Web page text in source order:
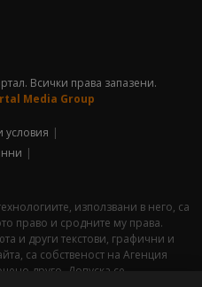
Всички права запазени.
Media Group
използвани в него, са
право и сродните му права.
и други текстови, графични и
са собственост на Агенция
друго. Допуска се